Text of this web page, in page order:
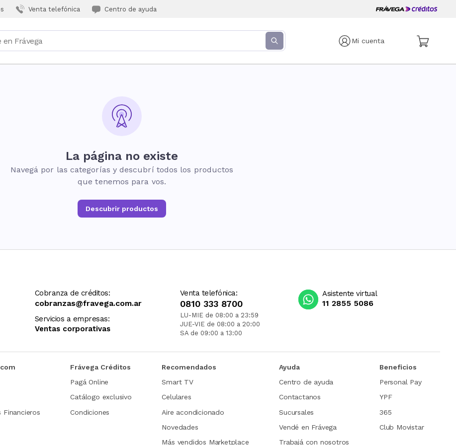
Venta telefónica Centro de ayuda
Mi cuenta
La página no existe
Navegá por las categorías y descubrí todos los productos
que tenemos para vos.
Descubrir productos
Cobranza de créditos:
cobranzas@fravega.com.ar
Servicios a empresas:
Ventas corporativas
Venta telefónica:
0810 333 8700
LU-MIE de 08:00 a 23:59
JUE-VIE de 08:00 a 20:00
SA de 09:00 a 13:00
Asistente virtual
11 2855 5086
Financieros
Frávega Créditos
Pagá Online
Catálogo exclusivo
Condiciones
Recomendados
Smart TV
Celulares
Aire acondicionado
Novedades
Más vendidos Marketplace
Ayuda
Centro de ayuda
Contactanos
Sucursales
Vendé en Frávega
Trabajá con nosotros
Beneficios
Personal Pay
YPF
365
Club Movistar